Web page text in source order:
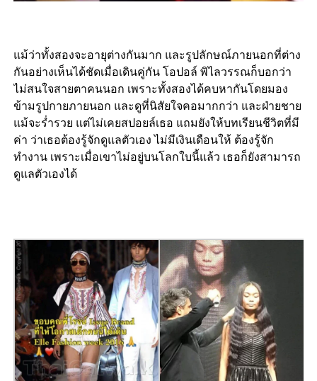
แม้ว่าทั้งสองจะอายุต่างกันมาก และรูปลักษณ์ภายนอกที่ต่าง
กันอย่างเห็นได้ชัดเมื่อเดินคู่กัน โอปอล์ พิไลวรรณก็บอกว่า
ไม่สนใจสายตาคนนอก เพราะทั้งสองได้คบหากันโดยมอง
ข้ามรูปกายภายนอก และดูที่นิสัยใจคอมากกว่า และฝ่ายชาย
แม้จะร่ำรวย แต่ไม่เคยสปอยล์เธอ แถมยังให้บทเรียนชีวิตที่มี
ค่า ว่าเธอต้องรู้จักดูแลตัวเอง ไม่มีเงินเดือนให้ ต้องรู้จัก
ทำงาน เพราะเมื่อเขาไม่อยู่บนโลกใบนี้แล้ว เธอก็ยังสามารถ
ดูแลตัวเองได้